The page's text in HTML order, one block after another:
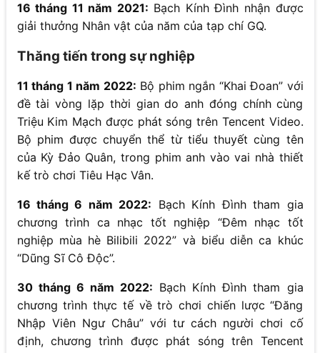
16 tháng 11 năm 2021: Bạch Kính Đình nhận được
giải thưởng Nhân vật của năm của tạp chí GQ.
Thăng tiến trong sự nghiệp
11 tháng 1 năm 2022: Bộ phim ngắn “Khai Đoan” với
đề tài vòng lặp thời gian do anh đóng chính cùng
Triệu Kim Mạch được phát sóng trên Tencent Video.
Bộ phim được chuyển thể từ tiểu thuyết cùng tên
của Kỳ Đảo Quân, trong phim anh vào vai nhà thiết
kế trò chơi Tiêu Hạc Vân.
16 tháng 6 năm 2022: Bạch Kính Đình tham gia
chương trình ca nhạc tốt nghiệp “Đêm nhạc tốt
nghiệp mùa hè Bilibili 2022” và biểu diễn ca khúc
“Dũng Sĩ Cô Độc”.
30 tháng 6 năm 2022: Bạch Kính Đình tham gia
chương trình thực tế về trò chơi chiến lược “Đăng
Nhập Viên Ngư Châu” với tư cách người chơi cố
định, chương trình được phát sóng trên Tencent